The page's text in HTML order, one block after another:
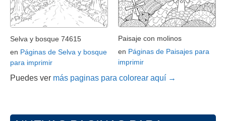
Selva y bosque 74615
en Páginas de Selva y bosque
para imprimir
Paisaje con molinos
en Páginas de Paisajes para
imprimir
Puedes ver más paginas para colorear aquí →